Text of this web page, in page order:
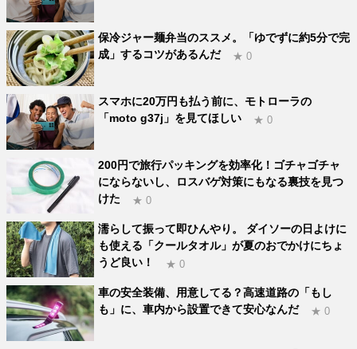
保冷ジャー麺弁当のススメ。「ゆでずに約5分で完
成」するコツがあるんだ
★ 0
スマホに20万円も払う前に、モトローラの
「moto g37j」を見てほしい
★ 0
200円で旅行パッキングを効率化！ゴチャゴチャ
にならないし、ロスバゲ対策にもなる裏技を見つ
けた
★ 0
濡らして振って即ひんやり。 ダイソーの日よけに
も使える「クールタオル」が夏のおでかけにちょ
うど良い！
★ 0
車の安全装備、用意してる？高速道路の「もし
も」に、車内から設置できて安心なんだ
★ 0